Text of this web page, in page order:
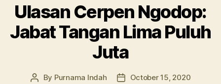
Ulasan Cerpen Ngodop:
Jabat Tangan Lima Puluh
Juta
Post
By Purnama Indah
PostOctober 15, 2020